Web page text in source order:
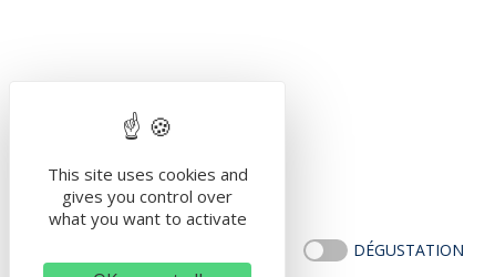
DÉGUSTATION
This site uses cookies and
gives you control over
what you want to activate